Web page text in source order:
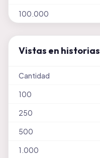
100.000
Vistas en historias
Cantidad
100
250
500
1.000